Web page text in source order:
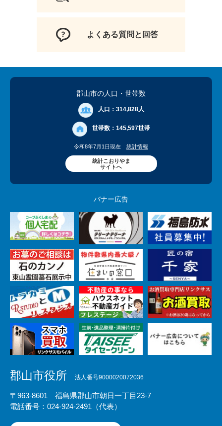
よくある質問と回答
郡山市の人口 ・世帯数
人口： 314,828人
世帯数： 145,597世帯
令和8年7月1日現在 統計情報
統計こおりやま
サイトへ
バナー広告
郡山市役所 法人番号9000020072036
〒963-8601 福島県郡山市朝日一丁目23-7
電話番号：024-924-2491（代表）